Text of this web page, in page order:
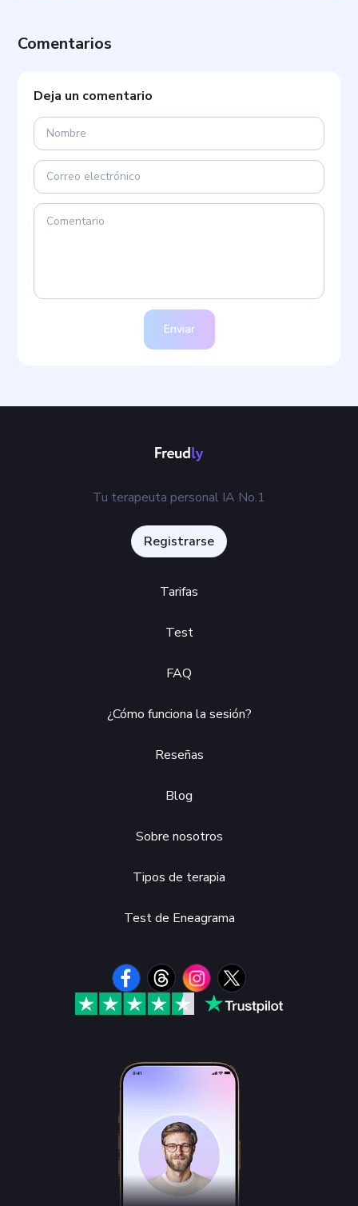
Comentarios
Deja un comentario
Enviar
Tu terapeuta personal IA No.1
Registrarse
Tarifas
Test
FAQ
¿Cómo funciona la sesión?
Reseñas
Blog
Sobre nosotros
Tipos de terapia
Test de Eneagrama